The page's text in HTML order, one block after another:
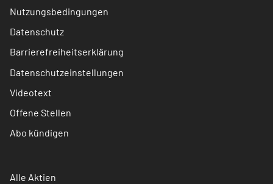
Nutzungsbedingungen
Datenschutz
Barrierefreiheitserklärung
Datenschutzeinstellungen
Videotext
Offene Stellen
Abo kündigen
Alle Aktien